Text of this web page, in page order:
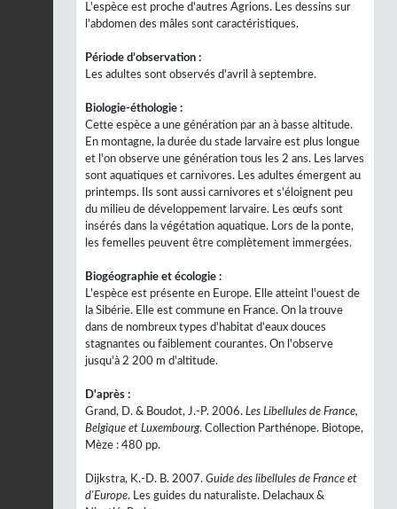
L'espèce est proche d'autres Agrions. Les dessins sur
l'abdomen des mâles sont caractéristiques.
Période d’observation :
Les adultes sont observés d'avril à septembre.
Biologie-éthologie :
Cette espèce a une génération par an à basse altitude.
En montagne, la durée du stade larvaire est plus longue
et l'on observe une génération tous les 2 ans. Les larves
sont aquatiques et carnivores. Les adultes émergent au
printemps. Ils sont aussi carnivores et s'éloignent peu
du milieu de développement larvaire. Les œufs sont
insérés dans la végétation aquatique. Lors de la ponte,
les femelles peuvent être complètement immergées.
Biogéographie et écologie :
L'espèce est présente en Europe. Elle atteint l'ouest de
la Sibérie. Elle est commune en France. On la trouve
dans de nombreux types d'habitat d'eaux douces
stagnantes ou faiblement courantes. On l'observe
jusqu'à 2 200 m d'altitude.
D'après :
Grand, D. & Boudot, J.-P. 2006. Les Libellules de France,
Belgique et Luxembourg. Collection Parthénope. Biotope,
Mèze : 480 pp.
Dijkstra, K.-D. B. 2007. Guide des libellules de France et
d'Europe. Les guides du naturaliste. Delachaux &